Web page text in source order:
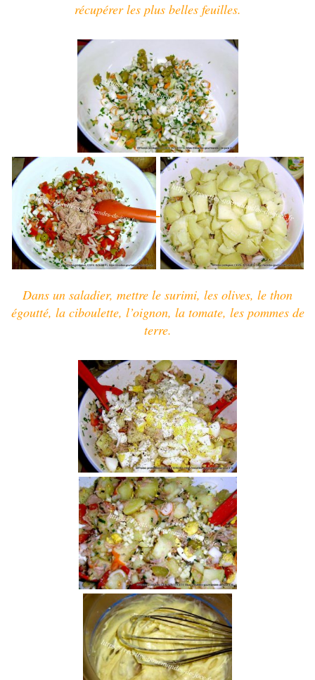
récupérer les plus belles feuilles.
Dans un saladier, mettre le surimi, les olives, le thon
égoutté, la ciboulette, l’oignon, la tomate, les pommes de
terre.